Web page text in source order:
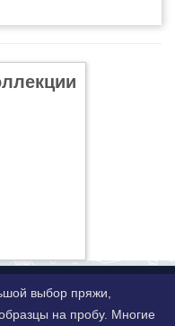
выбор пряжи,
на пробу. Многие